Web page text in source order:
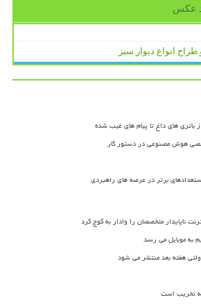
عكس
انواع دیوار سبز
باتری های داغ تا پیام های غیب شده
هوش مصنوعی در دستور کار
برتر در عرصه های راهبردی
ناپایدار متخصصان را وادار به کوچ کرد
به موبایل می رسد
هفته بعد منتشر می شود
تخریب است